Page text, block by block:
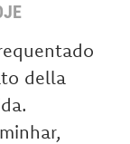
della